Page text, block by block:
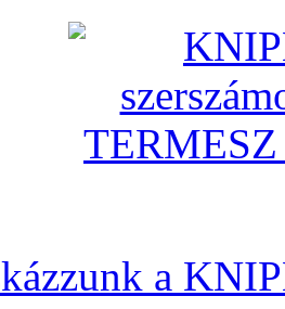
a